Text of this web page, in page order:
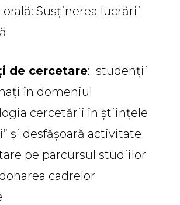
orală: Susținerea lucrării
de cercetare: studenții
în domeniul
cercetării în științele
și desfășoară activitate
pe parcursul studiilor
cadrelor